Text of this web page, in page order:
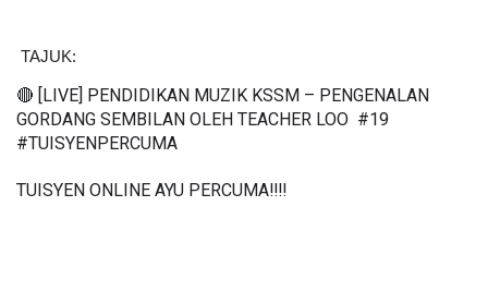
TAJUK:
🔴 [LIVE] PENDIDIKAN MUZIK KSSM – PENGENALAN
GORDANG SEMBILAN OLEH TEACHER LOO  #19
#TUISYENPERCUMA
TUISYEN ONLINE AYU PERCUMA‼️‼️